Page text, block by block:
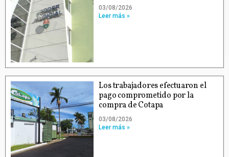
03/08/2026
Leer más »
Los trabajadores efectuaron el
pago comprometido por la
compra de Cotapa
03/08/2026
Leer más »